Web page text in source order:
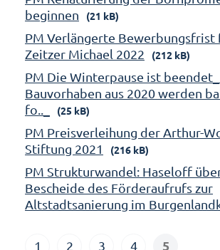
beginnen
(21 kB)
PM Verlängerte Bewerbungsfrist
Zeitzer Michael 2022
(212 kB)
PM Die Winterpause ist
Bauvorhaben aus 2020 werden
fo.._
(25 kB)
PM Preisverleihung der Arthur-
Stiftung 2021
(216 kB)
PM Strukturwandel: Haseloff
Bescheide des Förderaufrufs zur
Altstadtsanierung im
1 2 3 4 5